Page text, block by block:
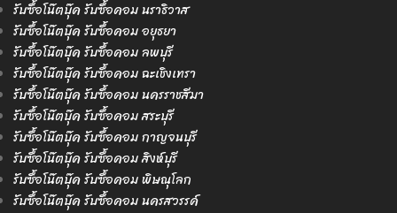
รับซื้อโน๊ตบุ๊ค รับซื้อคอม นราธิวาส
รับซื้อโน๊ตบุ๊ค รับซื้อคอม อยุธยา
รับซื้อโน๊ตบุ๊ค รับซื้อคอม ลพบุรี
รับซื้อโน๊ตบุ๊ค รับซื้อคอม ฉะเชิงเทรา
รับซื้อโน๊ตบุ๊ค รับซื้อคอม นครราชสีมา
รับซื้อโน๊ตบุ๊ค รับซื้อคอม สระบุรี
รับซื้อโน๊ตบุ๊ค รับซื้อคอม กาญจนบุรี
รับซื้อโน๊ตบุ๊ค รับซื้อคอม สิงห์บุรี
รับซื้อโน๊ตบุ๊ค รับซื้อคอม พิษณุโลก
รับซื้อโน๊ตบุ๊ค รับซื้อคอม นครสวรรค์